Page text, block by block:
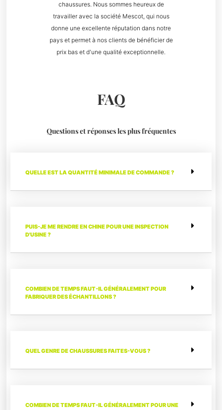
chaussures. Nous sommes heureux de
travailler avec la société Mescot, qui nous
donne une excellente réputation dans notre
pays et permet à nos clients de bénéficier de
prix bas et d'une qualité exceptionnelle.
FAQ
Questions et réponses les plus fréquentes
QUELLE EST LA QUANTITÉ MINIMALE DE COMMANDE ?
PUIS-JE ME RENDRE EN CHINE POUR UNE INSPECTION
D'USINE ?
COMBIEN DE TEMPS FAUT-IL GÉNÉRALEMENT POUR
FABRIQUER DES ÉCHANTILLONS ?
QUEL GENRE DE CHAUSSURES FAITES-VOUS ?
COMBIEN DE TEMPS FAUT-IL GÉNÉRALEMENT POUR UNE